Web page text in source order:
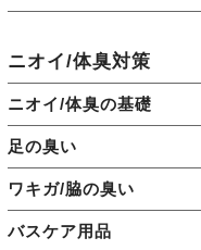
ニオイ/体臭対策
ニオイ/体臭の基礎
足の臭い
ワキガ/脇の臭い
バスケア用品